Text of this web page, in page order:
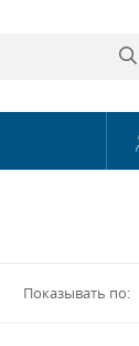
Показывать по: